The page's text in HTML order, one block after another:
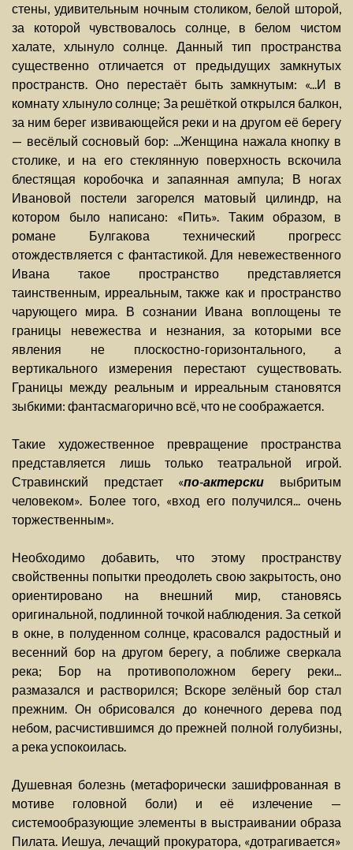
стены, удивительным ночным столиком, белой шторой,
за которой чувствовалось солнце, в белом чистом
халате, хлынуло солнце. Данный тип пространства
существенно отличается от предыдущих замкнутых
пространств. Оно перестаёт быть замкнутым: «...И в
комнату хлынуло солнце; За решёткой открылся балкон,
за ним берег извивающейся реки и на другом её берегу
— весёлый сосновый бор: ...Женщина нажала кнопку в
столике, и на его стеклянную поверхность вскочила
блестящая коробочка и запаянная ампула; В ногах
Ивановой постели загорелся матовый цилиндр, на
котором было написано: «Пить». Таким образом, в
романе Булгакова технический прогресс
отождествляется с фантастикой. Для невежественного
Ивана такое пространство представляется
таинственным, ирреальным, также как и пространство
чарующего мира. В сознании Ивана воплощены те
границы невежества и незнания, за которыми все
явления не плоскостно-горизонтального, а
вертикального измерения перестают существовать.
Границы между реальным и ирреальным становятся
зыбкими: фантасмагорично всё, что не соображается.
Такие художественное превращение пространства
представляется лишь только театральной игрой.
Стравинский предстает «по-актерски выбритым
человеком». Более того, «вход его получился... очень
торжественным».
Необходимо добавить, что этому пространству
свойственны попытки преодолеть свою закрытость, оно
ориентировано на внешний мир, становясь
оригинальной, подлинной точкой наблюдения. За сеткой
в окне, в полуденном солнце, красовался радостный и
весенний бор на другом берегу, а поближе сверкала
река; Бор на противоположном берегу реки...
размазался и растворился; Вскоре зелёный бор стал
прежним. Он обрисовался до конечного дерева под
небом, расчистившимся до прежней полной голубизны,
а река успокоилась.
Душевная болезнь (метафорически зашифрованная в
мотиве головной боли) и её излечение —
системообразующие элементы в выстраивании образа
Пилата. Иешуа, лечащий прокуратора, «дотрагивается»